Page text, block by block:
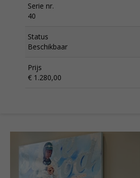
Serie nr.
40
Status
Beschikbaar
Prijs
€ 1.280,00